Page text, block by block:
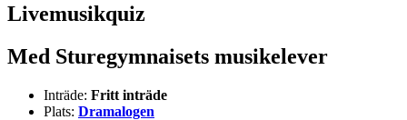
Livemusikquiz
Med Sturegymnaisets musikelever
Inträde: Fritt inträde
Plats: Dramalogen